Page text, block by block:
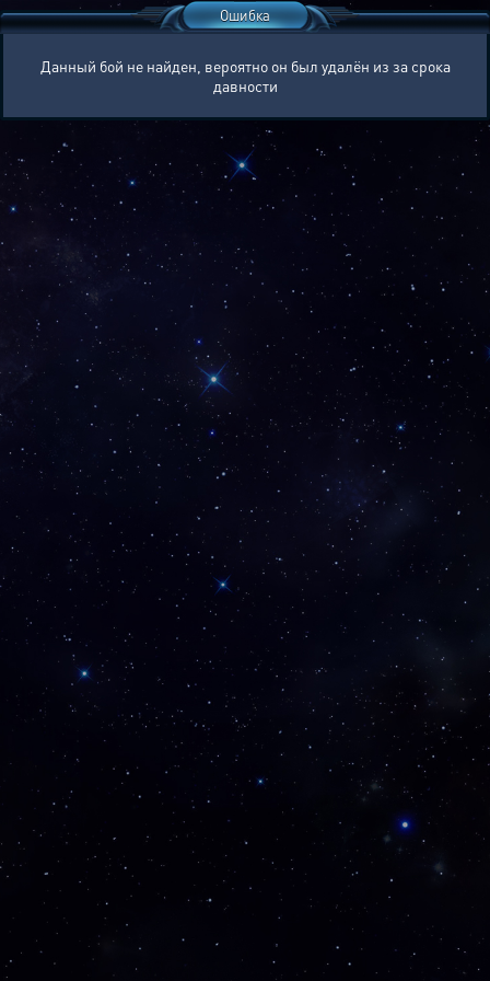
Ошибка
Данный бой не найден, вероятно он был удалён из за срока
давности